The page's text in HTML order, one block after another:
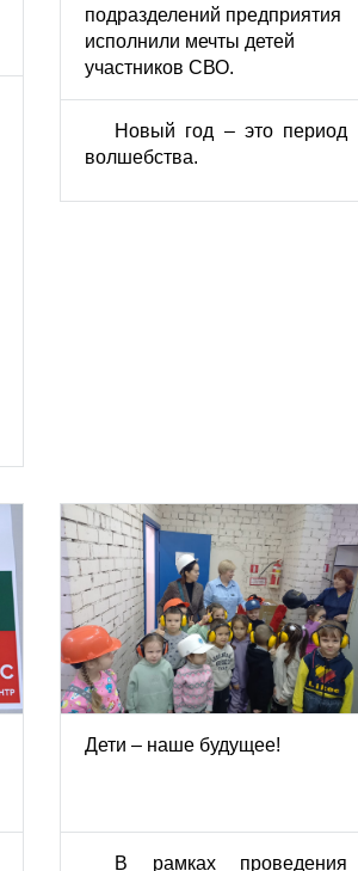
подразделений предприятия
исполнили мечты детей
участников СВО.
Новый год – это период
волшебства.
Дети – наше будущее!
В рамках проведения